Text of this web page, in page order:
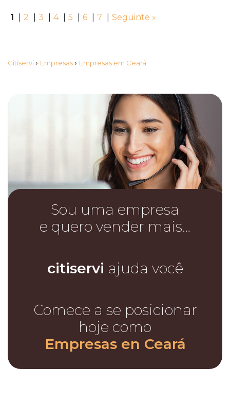
1 2 3 4 5 6 7 Seguinte »
Citiservi › Empresas › Empresas em Ceará
Sou uma empresa
e quero vender mais…
citiservi ajuda você
Comece a se posicionar
hoje como
Empresas en Ceará